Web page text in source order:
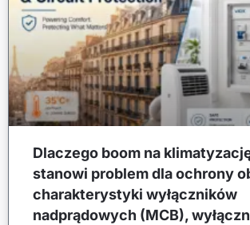
Dlaczego boom na
stanowi problem dla ochrony
charakterystyki wyłączników
nadprądowych (MCB),